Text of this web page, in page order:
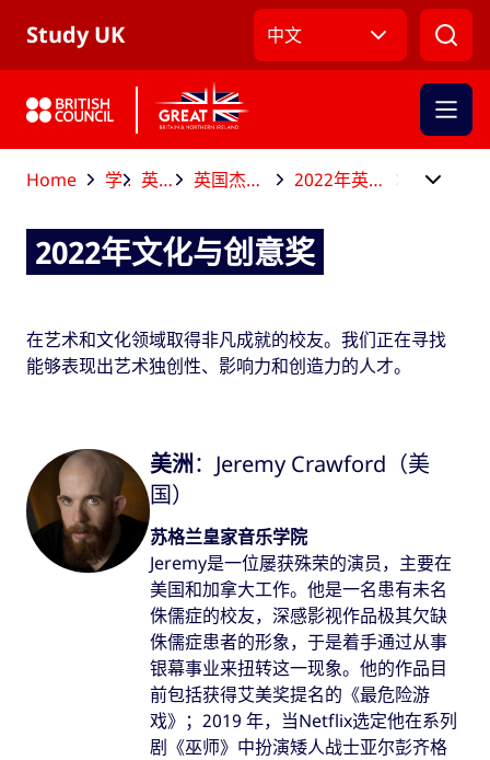
Study UK 中文
Home 学业结束后 英国杰出校友大奖 英国杰出校友大奖获奖者和决赛入围者 2022年英国杰出校友大奖获奖者和决赛入围者
2022年文化与创意奖
在艺术和文化领域取得非凡成就的校友。我们正在寻找
能够表现出艺术独创性、影响力和创造力的人才。
苏格兰皇家音乐学院
Jeremy是一位屡获殊荣的演员，主要在
美国和加拿大工作。他是一名患有未名
侏儒症的校友，深感影视作品极其欠缺
侏儒症患者的形象，于是着手通过从事
银幕事业来扭转这一现象。他的作品目
前包括获得艾美奖提名的《最危险游
戏》；2019 年，当Netflix选定他在系列
剧《巫师》中扮演矮人战士亚尔彭齐格
美洲：Jeremy Crawford（美
国）